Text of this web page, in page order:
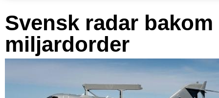
Svensk radar bakom
miljardorder